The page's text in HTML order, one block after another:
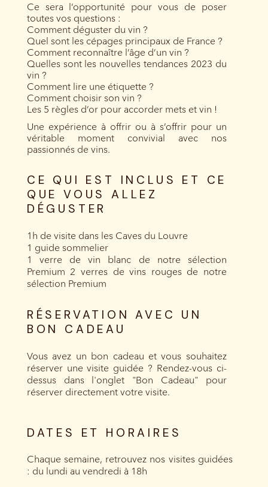
Ce sera l’opportunité pour vous de poser
toutes vos questions :
Comment déguster du vin ?
Quel sont les cépages principaux de France ?
Comment reconnaître l’âge d’un vin ?
Quelles sont les nouvelles tendances 2023 du
vin ?
Comment lire une étiquette ?
Comment choisir son vin ?
Les 5 règles d’or pour accorder mets et vin !
Une expérience à offrir ou à s’offrir pour un
véritable moment convivial avec nos
passionnés de vins.
CE QUI EST INCLUS ET CE
QUE VOUS ALLEZ
DÉGUSTER
1h de visite dans les Caves du Louvre
1 guide sommelier
1 verre de vin blanc de notre sélection
Premium 2 verres de vins rouges de notre
sélection Premium
RÉSERVATION AVEC UN
BON CADEAU
Vous avez un bon cadeau et vous souhaitez
réserver une visite guidée ? Rendez-vous ci-
dessus dans l'onglet "Bon Cadeau" pour
réserver directement votre visite.
DATES ET HORAIRES
Chaque semaine, retrouvez nos visites guidées
: du lundi au vendredi à 18h